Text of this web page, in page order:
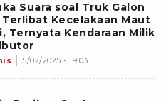
Suara soal Truk Galon
Terlibat Kecelakaan Maut
Ternyata Kendaraan Milik
5/02/2025 - 19:03